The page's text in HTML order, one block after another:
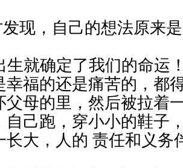
现，自己的想法原来
就确定了我们的命运
幸福的还是痛苦的，都
父母的里，然后被拉着
自己跑，穿小小的鞋子
大，人的 责任和义务